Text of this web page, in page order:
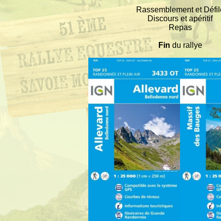
Rassemblement et
Discours et apéritif
Repas
Fin du rallye